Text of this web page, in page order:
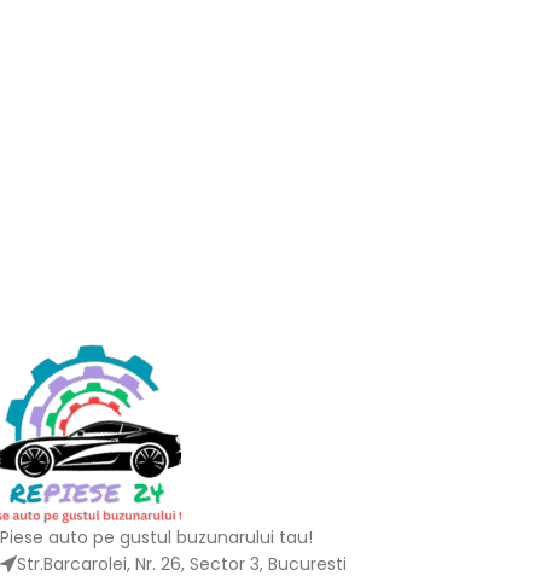
Piese auto pe gustul buzunarului tau!
Str.Barcarolei, Nr. 26, Sector 3, Bucuresti